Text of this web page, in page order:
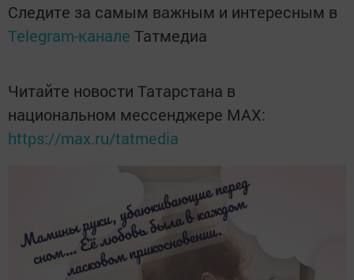
Следите за самым важным и интересным в
Telegram-канале Татмедиа
Читайте новости Татарстана в
национальном мессенджере MАХ:
https://max.ru/tatmedia